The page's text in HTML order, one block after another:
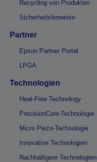
Recycling von Produkten
Sicherheitshinweise
Partner
Epson Partner Portal
LPGA
Technologien
Heat-Free Technology
PrecisionCore-Technologie
Micro Piezo-Technologie
Innovative Technologien
Nachhaltigere Technologien